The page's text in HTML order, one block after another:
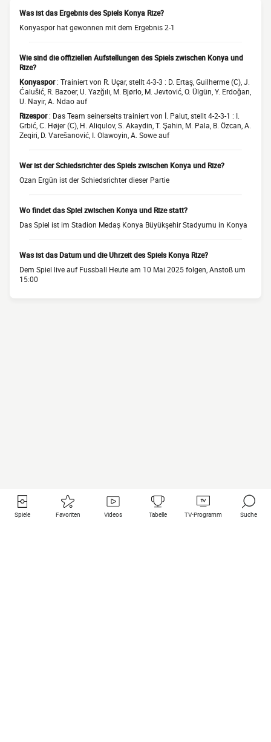
Was ist das Ergebnis des Spiels Konya Rize?
Konyaspor hat gewonnen mit dem Ergebnis 2-1
Wie sind die offiziellen Aufstellungen des Spiels zwischen Konya und
Rize?
Konyaspor: Trainiert von R. Uçar, stellt 4-3-3 : D. Ertaş, Guilherme (C), J.
Ćalušić, R. Bazoer, U. Yazğılı, M. Bjørlo, M. Jevtović, O. Ülgün, Y. Erdoğan,
U. Nayir, A. Ndao auf
Rizespor: Das Team seinerseits trainiert von İ. Palut, stellt 4-2-3-1 : I.
Grbić, C. Højer (C), H. Aliqulov, S. Akaydin, T. Şahin, M. Pala, B. Özcan, A.
Zeqiri, D. Varešanović, I. Olawoyin, A. Sowe auf
Wer ist der Schiedsrichter des Spiels zwischen Konya und Rize?
Ozan Ergün ist der Schiedsrichter dieser Partie
Wo findet das Spiel zwischen Konya und Rize statt?
Das Spiel ist im Stadion Medaş Konya Büyükşehir Stadyumu in Konya
Was ist das Datum und die Uhrzeit des Spiels Konya Rize?
Dem Spiel live auf Fussball Heute am 10 Mai 2025 folgen, Anstoß um
15:00
Spiele Favoriten Videos Tabelle TV-Programm Suche